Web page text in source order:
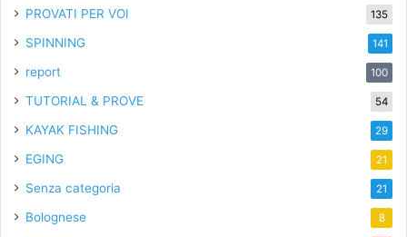
PROVATI PER VOI 135
SPINNING 141
report 100
TUTORIAL & PROVE 54
KAYAK FISHING 29
EGING 21
Senza categoria 21
Bolognese 8